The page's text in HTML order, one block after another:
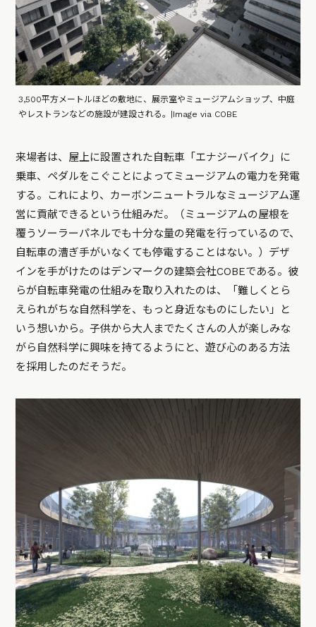
3,500平方メートルほどの敷地に、展示室やミュージアムショップ、中庭
やレストランなどの施設が建設される。|Image via COBE
来場者は、屋上に設置された自転車「エナジーバイク」に
乗車、ペダルをこぐことによってミュージアムの電力を発電
する。これにより、カーボンニュートラルなミュージアム運
営に貢献できるという仕組みだ。（ミュージアムの屋根を
覆うソーラーパネルでも十分な量の発電を行っているので、
自転車の漕ぎ手がいなくても停電することはない。）デザ
インを手がけたのはデンマークの建築会社COBEである。彼
らが自転車発電の仕組みを取り入れたのは、「難しくとら
えられがちな自然科学を、もっと身近なものにしたい」と
いう想いから。子供から大人までたくさんの人が楽しみな
がら自然科学に興味を持てるようにと、遊び心のある方法
を採用したのだそうだ。